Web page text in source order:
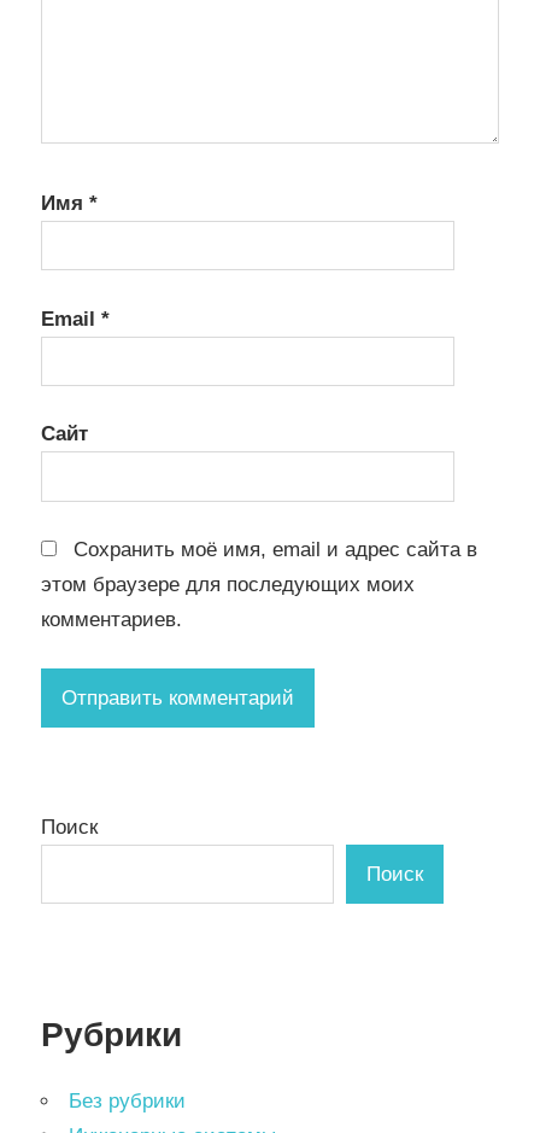
Имя *
Email *
Сайт
Сохранить моё имя, email и адрес сайта в
этом браузере для последующих моих
комментариев.
Поиск
Поиск
Рубрики
Без рубрики